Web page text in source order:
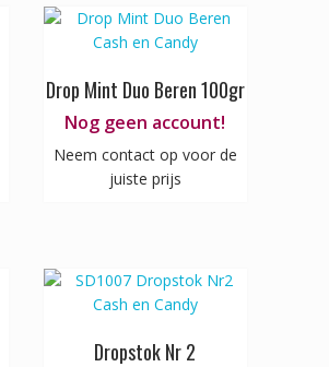
Drop Mint Duo Beren 100gr
Nog geen account!
Neem contact op voor de
juiste prijs
Dropstok Nr 2